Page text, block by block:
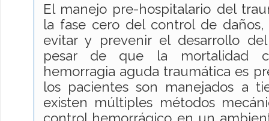
El manejo pre-hospitalario del
la fase cero del control de
evitar y prevenir el desarrollo
pesar de que la mortalidad
hemorragia aguda traumática es
los pacientes son manejados a
existen múltiples métodos
control hemorrágico en un